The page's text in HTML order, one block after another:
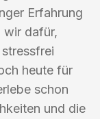
Erfahrung
wir dafür,
heute für
schon
und die